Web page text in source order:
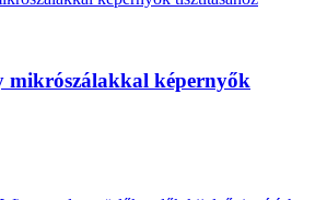
mikrószálakkal képernyők